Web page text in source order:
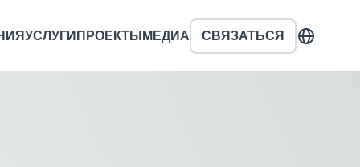
УСЛУГИПРОЕКТЫМЕДИА СВЯЗАТЬСЯ